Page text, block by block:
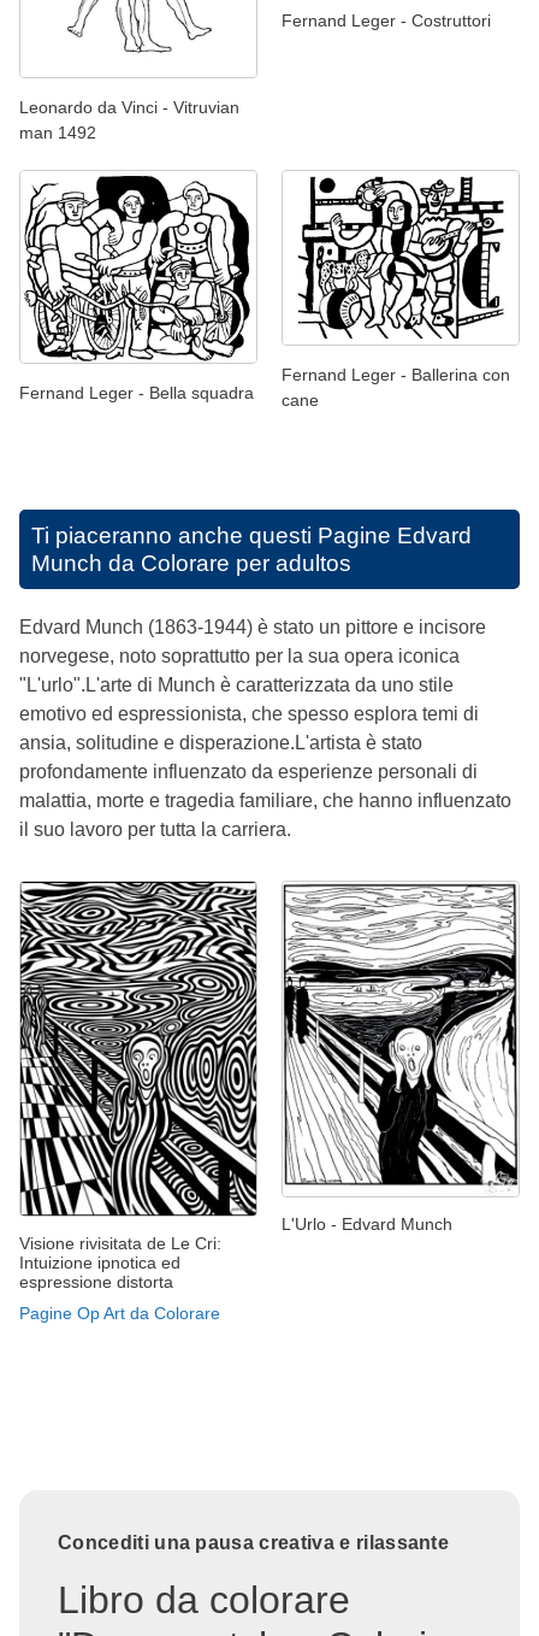
Leonardo da Vinci - Vitruvian
man 1492
Fernand Leger - Costruttori
Fernand Leger - Bella squadra
Fernand Leger - Ballerina con
cane
Ti piaceranno anche questi Pagine Edvard
Munch da Colorare per adultos
Edvard Munch (1863-1944) è stato un pittore e incisore
norvegese, noto soprattutto per la sua opera iconica
"L'urlo".L'arte di Munch è caratterizzata da uno stile
emotivo ed espressionista, che spesso esplora temi di
ansia, solitudine e disperazione.L'artista è stato
profondamente influenzato da esperienze personali di
malattia, morte e tragedia familiare, che hanno influenzato
il suo lavoro per tutta la carriera.
Visione rivisitata de Le Cri:
Intuizione ipnotica ed
espressione distorta
Pagine Op Art da Colorare
L'Urlo - Edvard Munch
Concediti una pausa creativa e rilassante
Libro da colorare